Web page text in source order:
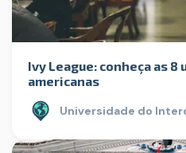
Ivy League: conheça as
americanas
Universidade do